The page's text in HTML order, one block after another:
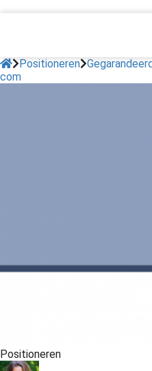
Positioneren
com
Positioneren